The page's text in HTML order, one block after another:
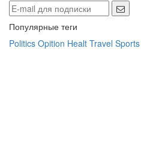
Популярные теги
Politics Opition Healt